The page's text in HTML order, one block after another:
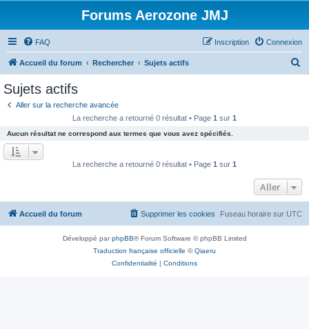
Forums Aerozone JMJ
FAQ Connexion
Inscription
Accueil du forum Rechercher Sujets actifs
e
Sujets actifs
Aller sur la recherche avancée
La recherche a retourné 0 résultat • Page 1 sur 1
Aucun résultat ne correspond aux termes que vous avez spécifiés.
La recherche a retourné 0 résultat • Page 1 sur 1
Aller
Accueil du forum Fuseau horaire sur UTC
Supprimer les cookies
Développé parphpBB® Forum Software © phpBB Limited
Traduction française officielle ©Qiaeru
Confidentialité | Conditions